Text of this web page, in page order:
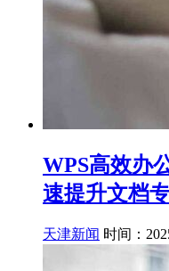
WPS高效办
速提升文档
天津新闻 时间：